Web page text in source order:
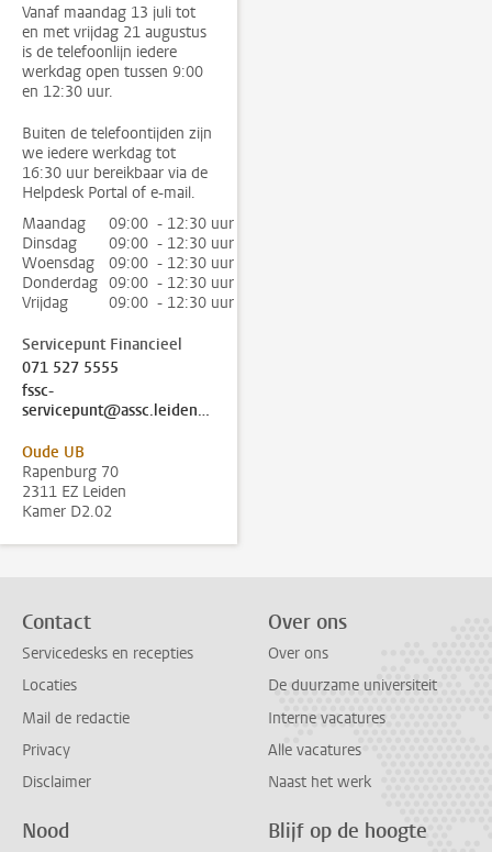
Vanaf maandag 13 juli tot
en met vrijdag 21 augustus
is de telefoonlijn iedere
werkdag open tussen 9:00
en 12:30 uur.
Buiten de telefoontijden zijn
we iedere werkdag tot
16:30 uur bereikbaar via de
Helpdesk Portal of e-mail.
Maandag
09:00 - 12:30 uur
Dinsdag
09:00 - 12:30 uur
Woensdag
09:00 - 12:30 uur
Donderdag 09:00 - 12:30 uur
Vrijdag
09:00 - 12:30 uur
Servicepunt Financieel
071 527 5555
fssc-
servicepunt@assc.leidenuniv.nl
Oude UB
Rapenburg 70
2311 EZ Leiden
Kamer D2.02
Contact
Servicedesks en recepties
Locaties
Mail de redactie
Privacy
Disclaimer
Over ons
Over ons
De duurzame universiteit
Interne vacatures
Alle vacatures
Naast het werk
Nood Blijf op de hoogte